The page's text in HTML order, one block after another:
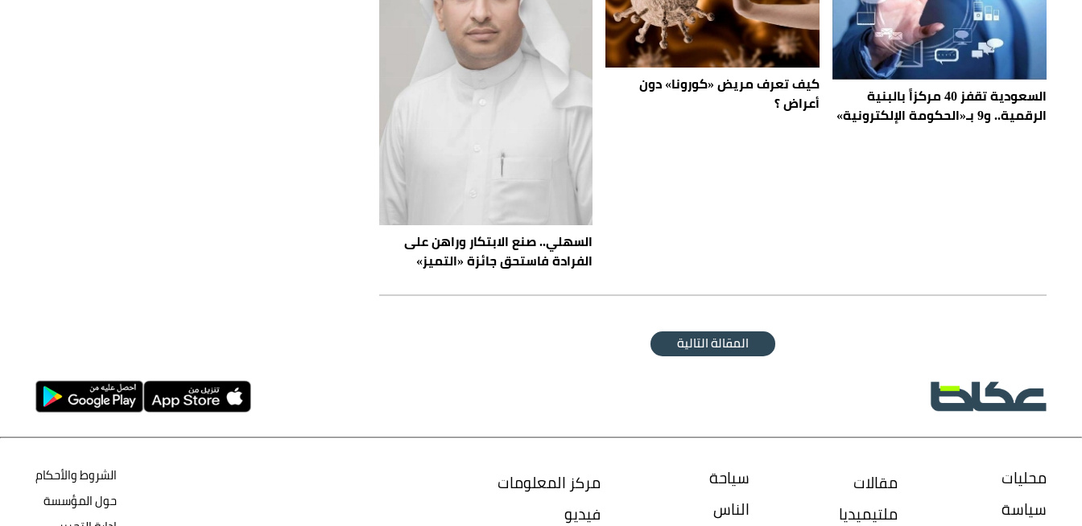
السعودية تقفز 40 مركزاً بالبنية
الرقمية.. و9 بـ«الحكومة الإلكترونية»
كيف تعرف مريض «كورونا» دون
أعراض ؟
السهلي.. صنع الابتكار وراهن على
الفرادة فاستحق جائزة «التميز»
المقالة التالية
محليات
سياسة
مقالات
ملتيميديا
سياحة
الناس
مركز المعلومات
فيديو
الشروط والأحكام
حول المؤسسة